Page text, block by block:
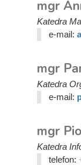
mgr
Katedra
e-mail:
mgr
Katedra
e-mail:
mgr
Katedra
telefon: